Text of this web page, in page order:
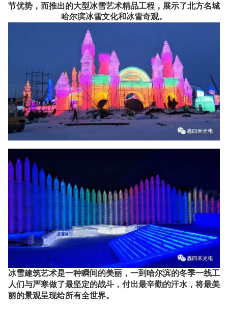
节优势，而推出的大型冰雪艺术精品工程，展示了北方名城
哈尔滨冰雪文化和冰雪奇观。
冰雪建筑艺术是一种瞬间的美丽，一到哈尔滨的冬季一线工
人们与严寒做了最坚定的战斗，付出最辛勤的汗水，将最美
丽的景观呈现给所有全世界。